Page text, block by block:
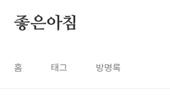
좋은아침
홈 태그 방명록